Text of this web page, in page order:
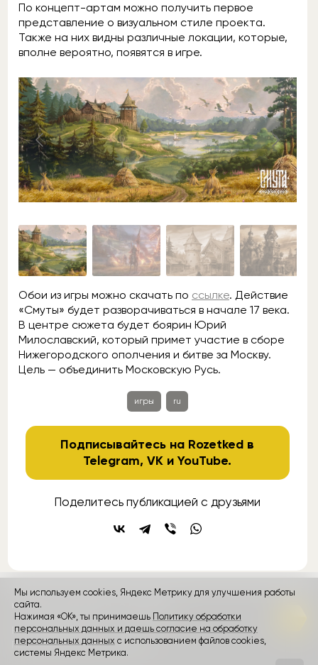
По концепт-артам можно получить первое
представление о визуальном стиле проекта.
Также на них видны различные локации, которые,
вполне вероятно, появятся в игре.
Обои из игры можно скачать по ссылке. Действие
«Смуты» будет разворачиваться в начале 17 века.
В центре сюжета будет боярин Юрий
Милославский, который примет участие в сборе
Нижегородского ополчения и битве за Москву.
Цель — объединить Московскую Русь.
игры ru
Подписывайтесь на Rozetked в
Telegram,VK иYouTube.
Поделитесь публикацией с друзьями
контакты
Rozetked © 2026
Пользовательское соглашение
Мы используем cookies, Яндекс Метрику для улучшения работы
сайта.
Нажимая «ОК», ты принимаешь Политику обработки
персональных данных и даешь согласие на обработку
персональных данных с использованием файлов cookies,
системы Яндекс Метрика.